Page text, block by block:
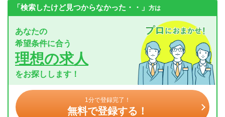
「検索したけど見つからなかった・・」 方は
あなたの
希望条件に合う
理想の求人
をお探しします！
1分で登録完了！
無料で登録する！